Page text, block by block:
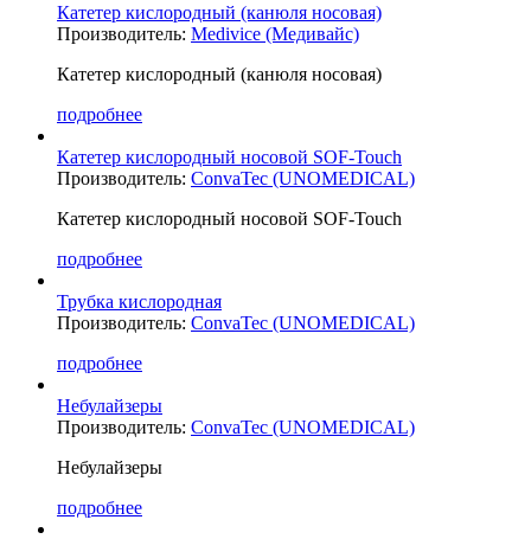
Катетер кислородный (канюля носовая)
Производитель: Medivice (Медивайс)
Катетер кислородный (канюля носовая)
подробнее
Катетер кислородный носовой SOF-Touch
Производитель: ConvaTec (UNOMEDICAL)
Катетер кислородный носовой SOF-Touch
подробнее
Трубка кислородная
Производитель: ConvaTec (UNOMEDICAL)
подробнее
Небулайзеры
Производитель: ConvaTec (UNOMEDICAL)
Небулайзеры
подробнее